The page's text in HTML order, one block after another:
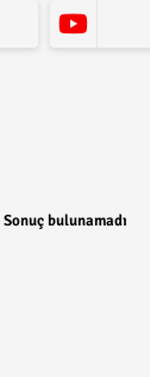
Sonuç bulunamadı